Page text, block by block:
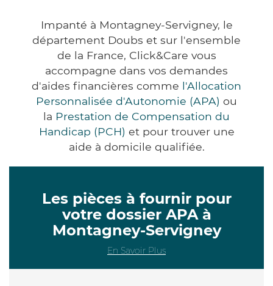
Impanté à Montagney-Servigney, le
département Doubs et sur l'ensemble
de la France, Click&Care vous
accompagne dans vos demandes
d'aides financières comme l'Allocation
Personnalisée d'Autonomie (APA) ou
la Prestation de Compensation du
Handicap (PCH) et pour trouver une
aide à domicile qualifiée.
Les pièces à fournir pour
votre dossier APA à
Montagney-Servigney
En Savoir Plus